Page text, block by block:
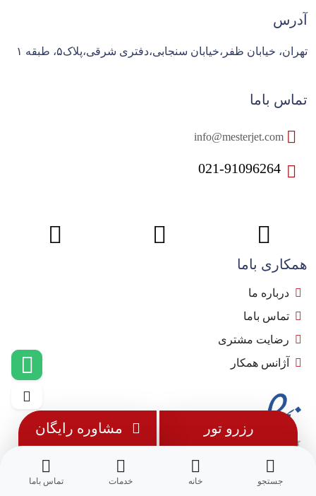
جستجو خانه خدمات تماس باما
رزرو تور مشاوره رایگان
آدرس
تهران، خیابان ظفر،خیابان سنجابی،دفتری شرقی،پلاک۵، طبقه ۱
تماس باما
021-91096264
همکاری باما
درباره ما
تماس باما
رضایت مشتری
آژانس همکار